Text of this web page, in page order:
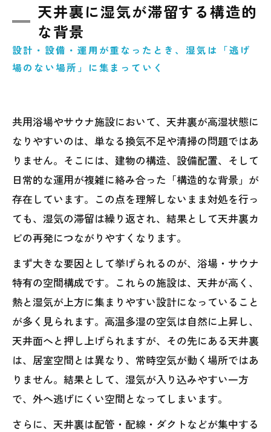
天井裏に湿気が滞留する構造的
な背景
設計・設備・運用が重なったとき、湿気は「逃げ
場のない場所」に集まっていく
共用浴場やサウナ施設において、天井裏が高湿状態に
なりやすいのは、単なる換気不足や清掃の問題ではあ
りません。そこには、建物の構造、設備配置、そして
日常的な運用が複雑に絡み合った「構造的な背景」が
存在しています。この点を理解しないまま対処を行っ
ても、湿気の滞留は繰り返され、結果として天井裏カ
ビの再発につながりやすくなります。
まず大きな要因として挙げられるのが、浴場・サウナ
特有の空間構成です。これらの施設は、天井が高く、
熱と湿気が上方に集まりやすい設計になっていること
が多く見られます。高温多湿の空気は自然に上昇し、
天井面へと押し上げられますが、その先にある天井裏
は、居室空間とは異なり、常時空気が動く場所ではあ
りません。結果として、湿気が入り込みやすい一方
で、外へ逃げにくい空間となってしまいます。
さらに、天井裏は配管・配線・ダクトなどが集中する